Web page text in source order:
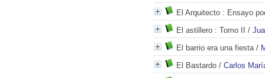
El Arquitecto : Ensayo
El astillero : Tomo II /
El barrio era una fiesta/
El Bastardo / Carlos